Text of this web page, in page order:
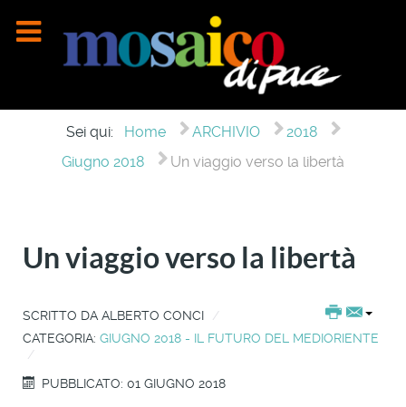
Sei qui: Home ARCHIVIO
2018
Giugno 2018
Un viaggio verso la libertà
Un viaggio verso la libertà
SCRITTO DA ALBERTO CONCI
CATEGORIA: GIUGNO 2018 - IL FUTURO DEL MEDIORIENTE
PUBBLICATO: 01 GIUGNO 2018